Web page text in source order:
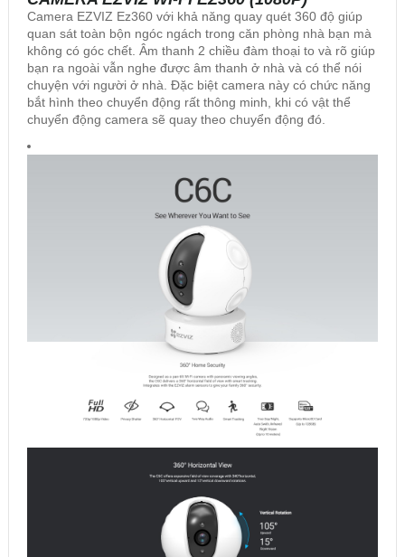
Camera EZVIZ Ez360 với khả năng quay quét 360 độ giúp
quan sát toàn bộn ngóc ngách trong căn phòng nhà bạn mà
không có góc chết. Âm thanh 2 chiều đàm thoại to và rõ giúp
bạn ra ngoài vẫn nghe được âm thanh ở nhà và có thể nói
chuyện với người ở nhà. Đặc biệt camera này có chức năng
bắt hình theo chuyển động rất thông minh, khi có vật thể
chuyển động camera sẽ quay theo chuyển động đó.